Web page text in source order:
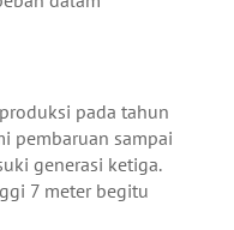
pada tahun
pembaruan sampai
generasi ketiga.
7 meter begitu